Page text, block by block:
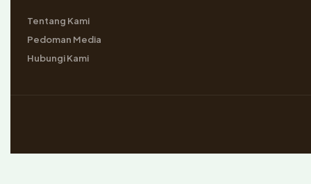
Tentang Kami
Pedoman Media
Hubungi Kami